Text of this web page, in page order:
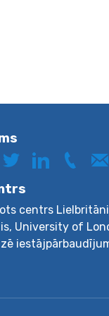
centrs
University of